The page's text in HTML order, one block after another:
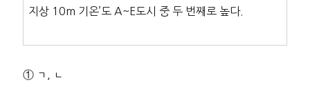
지상 10m 기온’도 A~E도시 중 두 번째로 높다.
① ㄱ, ㄴ